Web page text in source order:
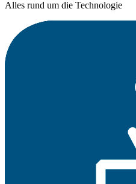
Alles rund um die Technologie